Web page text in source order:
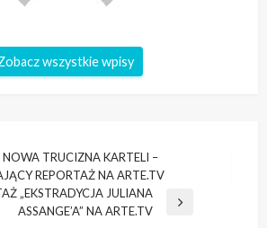
wszystkie wpisy
NOWA TRUCIZNA KARTELI –
REPORTAŻ NA ARTE.TV
„EKSTRADYCJA JULIANA
ASSANGE’A” NA ARTE.TV